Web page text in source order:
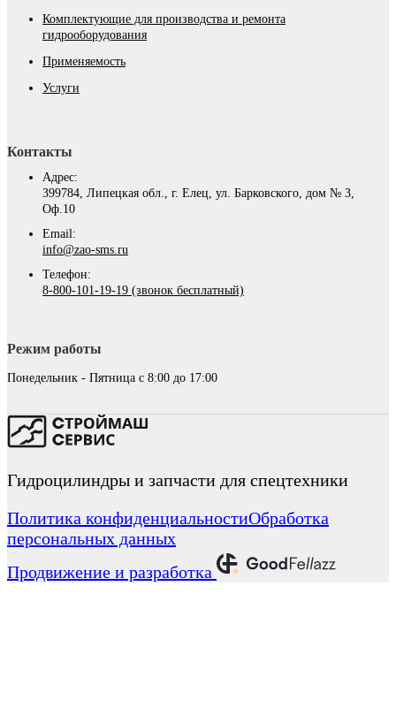
Комплектующие для производства и ремонта
гидрооборудования
Применяемость
Услуги
Контакты
Адрес:
399784, Липецкая обл., г. Елец, ул. Барковского, дом № 3,
Оф.10
Email:
info@zao-sms.ru
Телефон:
8-800-101-19-19 (звонок бесплатный)
Режим работы
Понедельник - Пятница с 8:00 до 17:00
Гидроцилиндры и запчасти для спецтехники
Политика конфиденциальностиОбработка
персональных данных
Продвижение и разработка